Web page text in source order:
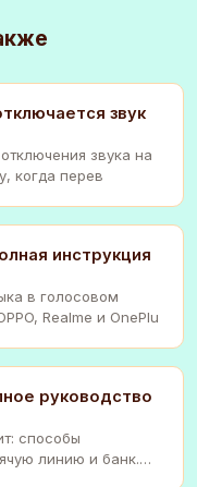
звук
звука на
когда перев
инструкция
в голосовом
Realme и OnePlu
руководство
способы
линию и банк.